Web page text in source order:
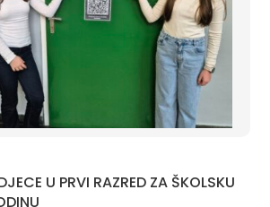
U PRVI RAZRED ZA ŠKOLSKU